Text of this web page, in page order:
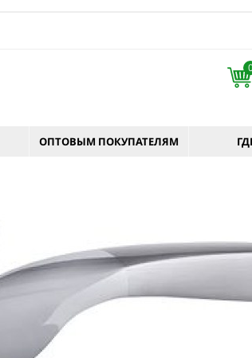
ОПТОВЫМ ПОКУПАТЕЛЯМ